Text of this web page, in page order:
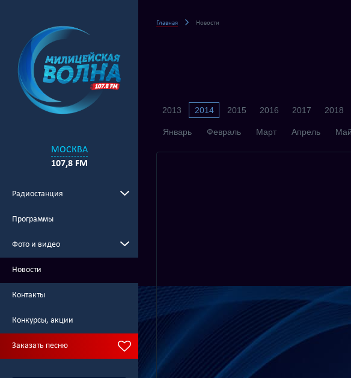
МОСКВА
107,8 FM
Радиостанция
Программы
Фото и видео
Новости
Контакты
Конкурсы, акции
Заказать песню
Главная Новости
2013 2014 2015 2016 2017 2018
Январь Февраль Март Апрель Май